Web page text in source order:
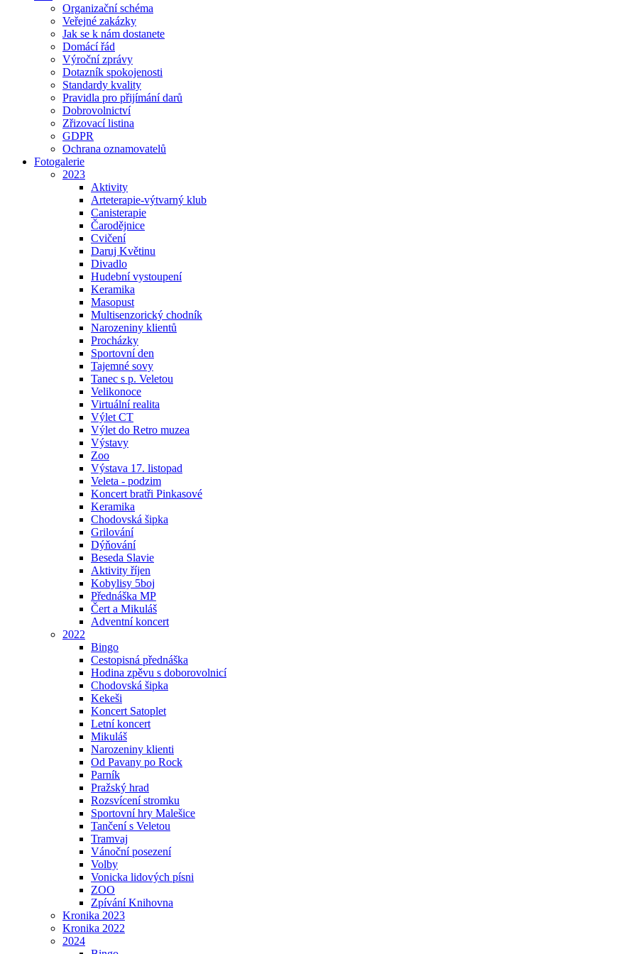
Organizační schéma
Veřejné zakázky
Jak se k nám dostanete
Domácí řád
Výroční zprávy
Dotazník spokojenosti
Standardy kvality
Pravidla pro přijímání darů
Dobrovolnictví
Zřizovací listina
GDPR
Ochrana oznamovatelů
Fotogalerie
2023
Aktivity
Arteterapie-výtvarný klub
Canisterapie
Čarodějnice
Cvičení
Daruj Květinu
Divadlo
Hudební vystoupení
Keramika
Masopust
Multisenzorický chodník
Narozeniny klientů
Procházky
Sportovní den
Tajemné sovy
Tanec s p. Veletou
Velikonoce
Virtuální realita
Výlet CT
Výlet do Retro muzea
Výstavy
Zoo
Výstava 17. listopad
Veleta - podzim
Koncert bratři Pinkasové
Keramika
Chodovská šipka
Grilování
Dýňování
Beseda Slavie
Aktivity říjen
Kobylisy 5boj
Přednáška MP
Čert a Mikuláš
Adventní koncert
2022
Bingo
Cestopisná přednáška
Hodina zpěvu s doborovolnicí
Chodovská šipka
Kekeši
Koncert Satoplet
Letní koncert
Mikuláš
Narozeniny klienti
Od Pavany po Rock
Parník
Pražský hrad
Rozsvícení stromku
Sportovní hry Malešice
Tančení s Veletou
Tramvaj
Vánoční posezení
Volby
Vonicka lidových písni
ZOO
Zpívání Knihovna
Kronika 2023
Kronika 2022
2024